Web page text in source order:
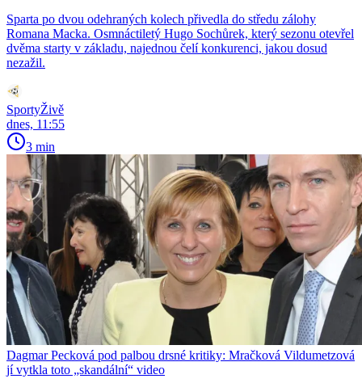
Sparta po dvou odehraných kolech přivedla do středu zálohy
Romana Macka. Osmnáctiletý Hugo Sochůrek, který sezonu otevřel
dvěma starty v základu, najednou čelí konkurenci, jakou dosud
nezažil.
SportyŽivě
dnes, 11:55
3 min
Dagmar Pecková pod palbou drsné kritiky: Mračková Vildumetzová
jí vytkla toto „skandální“ video